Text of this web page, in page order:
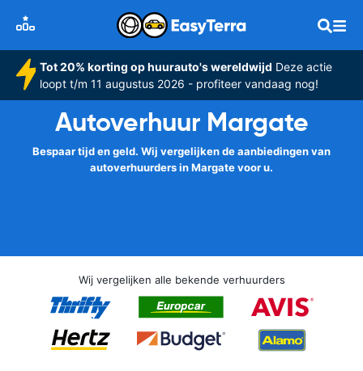
Tot 20% korting op huurauto's wereldwijd Deze actie
loopt t/m 11 augustus 2026 - profiteer vandaag nog!
Autoverhuur Margate
Bespaar tijd en geld. Wij vergelijken de aanbiedingen van
autoverhuurders in Margate voor u.
Wij vergelijken alle bekende verhuurders